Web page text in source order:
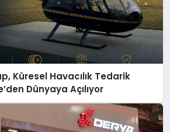
Küresel Havacılık Tedarik
Dünyaya Açılıyor